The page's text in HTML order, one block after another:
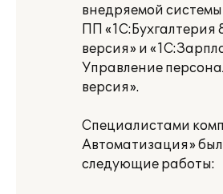
внедряемой
ПП «1С:Бухгалтерия
версия» и
Управление
версия».
Специалистами
Автоматизация»
следующие работы: